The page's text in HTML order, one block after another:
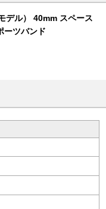
ル） 40mm スペース
ーツバンド